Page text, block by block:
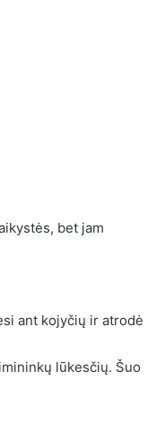
bet jam
ant kojyčių ir atrodė
lūkesčių. Šuo